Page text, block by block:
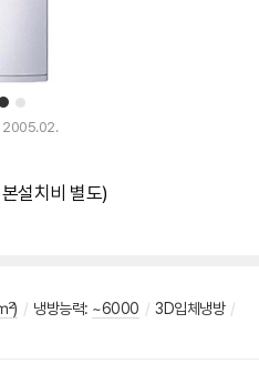
1 2
2005.02.
설치비 별도)
) / 냉방능력: ~6000 / 3D입체냉방 /